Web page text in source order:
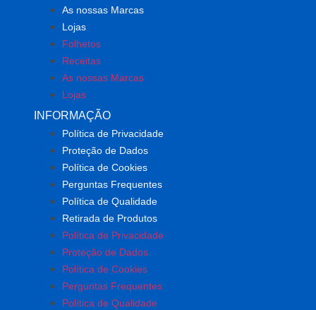
As nossas Marcas
Lojas
Folhetos
Receitas
As nossas Marcas
Lojas
INFORMAÇÃO
Política de Privacidade
Proteção de Dados
Política de Cookies
Perguntas Frequentes
Política de Qualidade
Retirada de Produtos
Política de Privacidade
Proteção de Dados
Política de Cookies
Perguntas Frequentes
Política de Qualidade